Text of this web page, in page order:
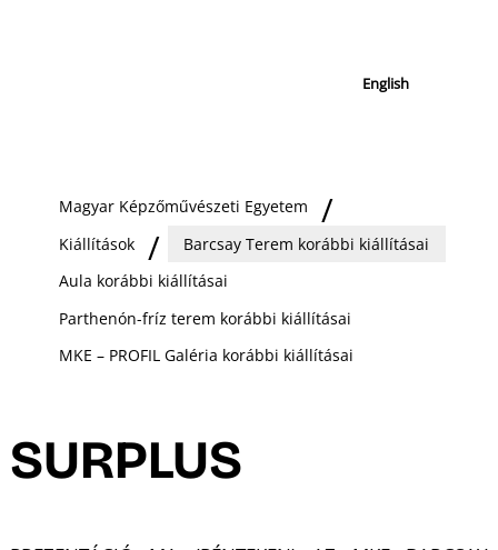
English
Magyar Képzőművészeti Egyetem
Kiállítások
Barcsay Terem korábbi kiállításai
Aula korábbi kiállításai
Parthenón-fríz terem korábbi kiállításai
MKE – PROFIL Galéria korábbi kiállításai
SURPLUS